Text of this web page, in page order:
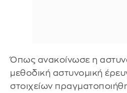
Όπως ανακοίνωσε η
μεθοδική αστυνομική
στοιχείων